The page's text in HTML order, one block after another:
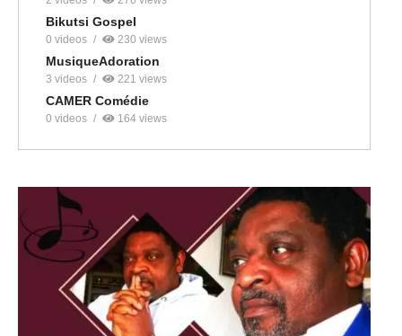
Bikutsi Gospel
0 videos 230 views
MusiqueAdoration
3 videos 221 views
CAMER Comédie
0 videos 164 views